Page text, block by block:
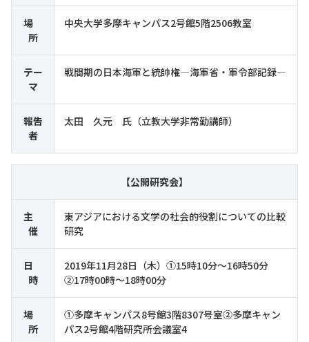
場
所
中央大学多摩キャンパス2号館5階2506教室
テー
マ
戦間期の日本海軍と統帥権―海軍省・軍令部記録―
報告
者
太田 久元 氏（立教大学非常勤講師）
【公開研究会】
主
催
東アジアにおける文学の社会的役割についての比較
研究
日
時
2019年11月28日（木）①15時10分～16時50分
②17時00時～18時00分
場
所
①多摩キャンパス8号館3階8307号室②多摩キャン
パス2号館4階研究所会議室4